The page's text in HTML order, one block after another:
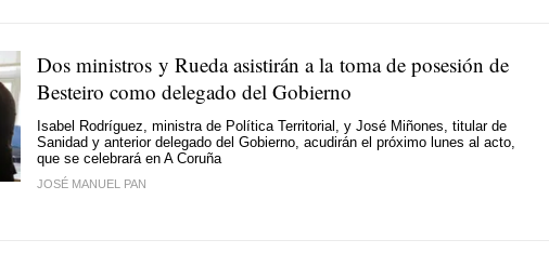
Dos ministros y Rueda asistirán a la toma de posesión de
Besteiro como delegado del Gobierno
Isabel Rodríguez, ministra de Política Territorial, y José Miñones, titular de
Sanidad y anterior delegado del Gobierno, acudirán el próximo lunes al acto,
que se celebrará en A Coruña
JOSÉ MANUEL PAN